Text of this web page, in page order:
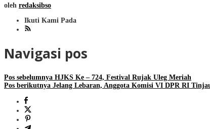
oleh redaksibso
Ikuti Kami Pada
Navigasi pos
Pos sebelumnya HJKS Ke – 724, Festival Rujak Uleg Meriah
Pos berikutnya Jelang Lebaran, Anggota Komisi VI DPR RI